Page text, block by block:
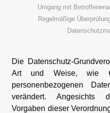
Umgang mit
Regelmäßige
Die Datenschutz-
Art und Weise, wie
personenbezogenen
verändert. Angesichts
Vorgaben dieser